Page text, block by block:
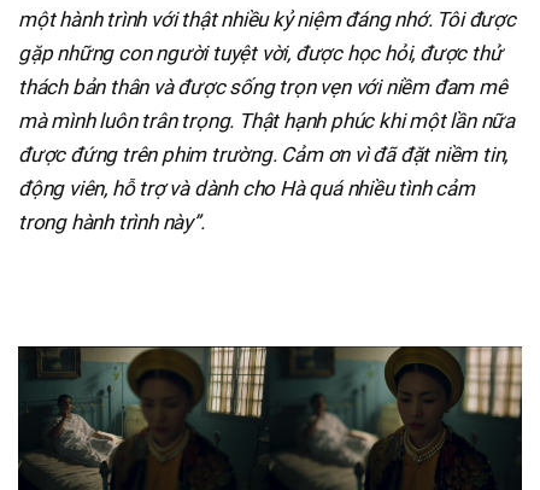
một hành trình với thật nhiều kỷ niệm đáng nhớ. Tôi được
gặp những con người tuyệt vời, được học hỏi, được thử
thách bản thân và được sống trọn vẹn với niềm đam mê
mà mình luôn trân trọng. Thật hạnh phúc khi một lần nữa
được đứng trên phim trường. Cảm ơn vì đã đặt niềm tin,
động viên, hỗ trợ và dành cho Hà quá nhiều tình cảm
trong hành trình này”.